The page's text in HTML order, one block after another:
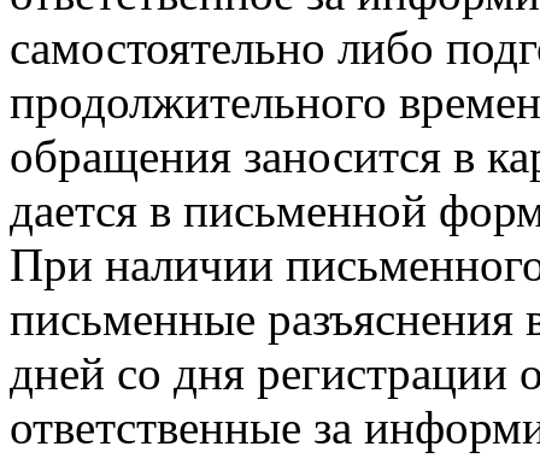
самостоятельно либо
продолжительного
обращения заносится в
дается в письменной
При наличии
письменные
дней со дня
ответственные за